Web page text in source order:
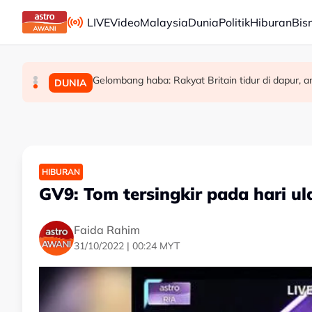
Skip to main content
LIVEVideoMalaysiaDuniaPolitikHiburan
MALAYSIA Kerjasama dalam Kerajaan Perpaduan kekal
SUKAN Era berakhir: John Cena beri penghormatan
DUNIA Gelombang haba: Rakyat Britain tidur di dapur,
HIBURAN
GV9: Tom tersingkir pada hari
Faida Rahim
31/10/2022 | 00:24 MYT